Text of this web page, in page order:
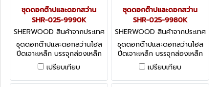
ชุดดอกต๊าปและดอกสว่าน
SHR-025-9990K
SHERWOOD สินค้าจากประเทศ
อังกฤษ SHR-025-9990K
ชุดดอกต๊าปและดอกสว่านไฮส
ปีดเจาะเหล็ก บรรจุกล่องเหล็ก
รวม 24 ชิ้น ขนาด 1 - 6 มม.
Tap & Drill Sets - 24
Pieces
เปรียบเทียบ
ชุดดอกต๊าปและดอกสว่าน
SHR-025-9980K
SHERWOOD สินค้าจากประเทศ
อังกฤษ SHR-025-9980K
ชุดดอกต๊าปและดอกสว่านไฮส
ปีดเจาะเหล็ก บรรจุกล่องเหล็ก
รวม 24 ชิ้น ขนาด 1 - 6 มม.
Tap & Drill Sets - 24
Pieces
เปรียบเทียบ